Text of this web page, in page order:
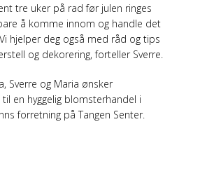
tre uker på rad før julen ringes
å komme innom og handle det
hjelper deg også med råd og tips
og dekorering, forteller Sverre.
Sverre og Maria ønsker
en hyggelig blomsterhandel i
forretning på Tangen Senter.